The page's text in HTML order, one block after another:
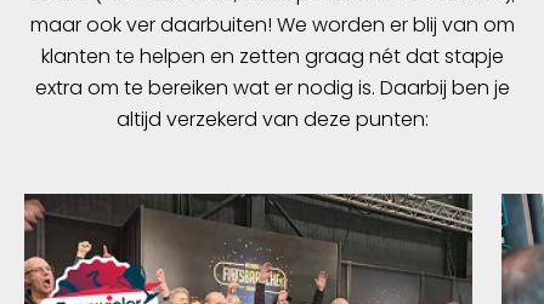
maar ook ver daarbuiten! We worden er blij van om
klanten te helpen en zetten graag nét dat stapje
extra om te bereiken wat er nodig is. Daarbij ben je
altijd verzekerd van deze punten: